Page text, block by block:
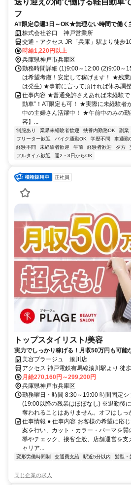
フ
AT限定◎週3日～OK★無理ない時間で働く
株式会社谷口 神戸営業所
交通・アクセス JR「兵庫」駅より徒歩
時給1,220円以上
兵庫県神戸市兵庫区
勤務時間詳細 (1)9:00～12:00 (2)9:00
は希望考慮！安定して稼げます！ ★残
は発生) ★事前に言って頂ければ休み調整
仕事内容 ★普通免許さえあれば未経験
動車”！AT限定も可！ ★実際に未経験者
中の主婦さん活躍中！ ★午前中のみの
容】...
制服あり 業界未経験者歓迎 扶養内勤務OK 副業
フリーター歓迎
バイク通勤OK 学歴不問 車通勤
経験不問
未経験者歓迎 午前 経験者歓迎 夕方
フルタイム歓迎
週2・3日からOK
正社員
トップスタイリスト/美容
実力でしっかり稼げる！月収50万円も可能
プスタイリスト！
美容プラージュ 湊川店
アクセス 神戸電鉄有馬線湊川駅より 徒
月給270,160円～299,200円
兵庫県神戸市兵庫区
勤務曜日・時間 8:30～19:00 時間固定
(19:00以降の残業はほぼなし) ※退勤後
奪われることはありません。オフはしっ
仕事情報 ● 仕事内容 お客様の希望に応
案を行い、カット・カラー・パーマを
導やチェック、接客全般、店舗運営を
ャリア...
変形労働時間制 交通費支給 駅近5分以内 髪型・
同じ企業の求人